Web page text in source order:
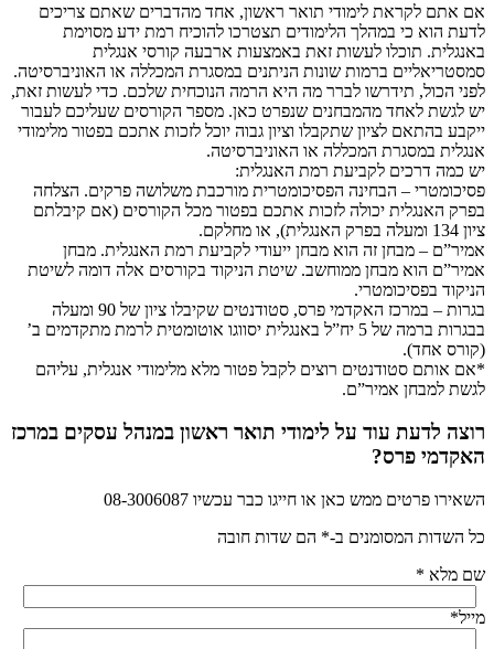
אם אתם לקראת לימודי תואר ראשון, אחד מהדברים שאתם צריכים
לדעת הוא כי במהלך הלימודים תצטרכו להוכיח רמת ידע מסוימת
באנגלית. תוכלו לעשות זאת באמצעות ארבעה קורסי אנגלית
סמסטריאליים ברמות שונות הניתנים במסגרת המכללה או האוניברסיטה.
לפני הכול, תידרשו לברר מה היא הרמה הנוכחית שלכם. כדי לעשות זאת,
יש לגשת לאחד מהמבחנים שנפרט כאן. מספר הקורסים שעליכם לעבור
ייקבע בהתאם לציון שתקבלו וציון גבוה יוכל לזכות אתכם בפטור מלימודי
אנגלית במסגרת המכללה או האוניברסיטה.
יש כמה דרכים לקביעת רמת האנגלית:
פסיכומטרי – הבחינה הפסיכומטרית מורכבת משלושה פרקים. הצלחה
בפרק האנגלית יכולה לזכות אתכם בפטור מכל הקורסים (אם קיבלתם
ציון 134 ומעלה בפרק האנגלית), או מחלקם.
אמיר”ם – מבחן זה הוא מבחן ייעודי לקביעת רמת האנגלית. מבחן
אמיר”ם הוא מבחן ממוחשב. שיטת הניקוד בקורסים אלה דומה לשיטת
הניקוד בפסיכומטרי.
בגרות – במרכז האקדמי פרס, סטודנטים שקיבלו ציון של 90 ומעלה
בבגרות ברמה של 5 יח”ל באנגלית יסווגו אוטומטית לרמת מתקדמים ב’
(קורס אחד).
*אם אותם סטודנטים רוצים לקבל פטור מלא מלימודי אנגלית, עליהם
לגשת למבחן אמיר”ם.
רוצה לדעת עוד על לימודי תואר ראשון במנהל עסקים במרכז
האקדמי פרס?
השאירו פרטים ממש כאן או חייגו כבר עכשיו 08-3006087
כל השדות המסומנים ב-* הם שדות חובה
שם מלא *
מייל*